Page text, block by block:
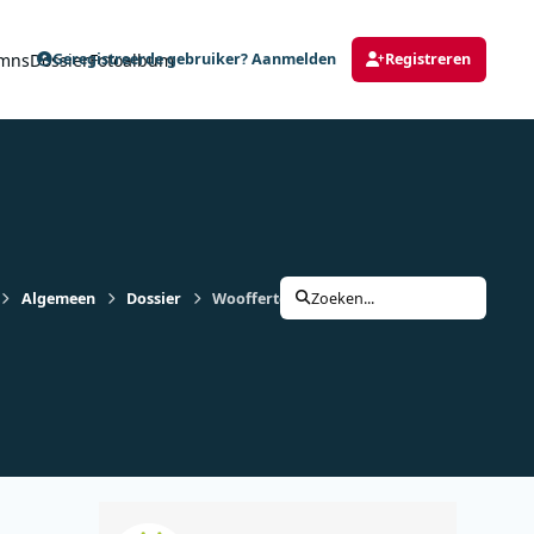
DossierFotoalbum
Geregistreerde gebruiker? Aanmelden Registreren
Algemeen Dossier Woofferton zendt decennia lang uit over
Zoeken...